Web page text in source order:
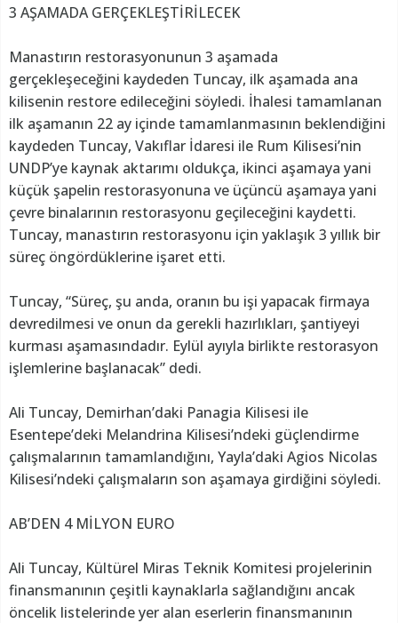
3 AŞAMADA GERÇEKLEŞTİRİLECEK
Manastırın restorasyonunun 3 aşamada
gerçekleşeceğini kaydeden Tuncay, ilk aşamada ana
kilisenin restore edileceğini söyledi. İhalesi tamamlanan
ilk aşamanın 22 ay içinde tamamlanmasının beklendiğini
kaydeden Tuncay, Vakıflar İdaresi ile Rum Kilisesi’nin
UNDP’ye kaynak aktarımı oldukça, ikinci aşamaya yani
küçük şapelin restorasyonuna ve üçüncü aşamaya yani
çevre binalarının restorasyonu geçileceğini kaydetti.
Tuncay, manastırın restorasyonu için yaklaşık 3 yıllık bir
süreç öngördüklerine işaret etti.
Tuncay, “Süreç, şu anda, oranın bu işi yapacak firmaya
devredilmesi ve onun da gerekli hazırlıkları, şantiyeyi
kurması aşamasındadır. Eylül ayıyla birlikte restorasyon
işlemlerine başlanacak” dedi.
Ali Tuncay, Demirhan’daki Panagia Kilisesi ile
Esentepe’deki Melandrina Kilisesi’ndeki güçlendirme
çalışmalarının tamamlandığını, Yayla’daki Agios Nicolas
Kilisesi’ndeki çalışmaların son aşamaya girdiğini söyledi.
AB’DEN 4 MİLYON EURO
Ali Tuncay, Kültürel Miras Teknik Komitesi projelerinin
finansmanının çeşitli kaynaklarla sağlandığını ancak
öncelik listelerinde yer alan eserlerin finansmanının